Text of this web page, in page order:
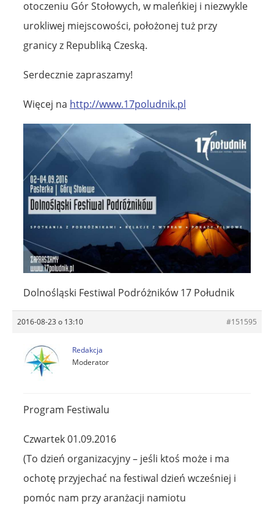
otoczeniu Gór Stołowych, w maleńkiej i niezwykle
urokliwej miejscowości, położonej tuż przy
granicy z Republiką Czeską.
Serdecznie zapraszamy!
Więcej na http://www.17poludnik.pl
Dolnośląski Festiwal Podróżników 17 Południk
2016-08-23 o 13:10 #151595
Redakcja
Moderator
Program Festiwalu
Czwartek 01.09.2016
(To dzień organizacyjny – jeśli ktoś może i ma
ochotę przyjechać na festiwal dzień wcześniej i
pomóc nam przy aranżacji namiotu